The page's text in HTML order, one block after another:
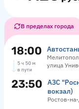
В пределах города
18:00
улица
5 ч 50 м
в пути
23:50
АЗС
вокзал)
Ростов-